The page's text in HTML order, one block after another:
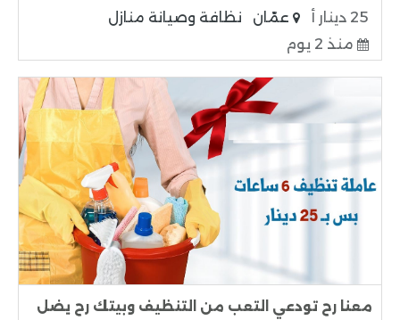
25 دينار أ عمّان
نظافة وصيانة منازل
منذ 2 يوم
معنا رح تودعي التعب من التنظيف وبيتك رح يضل